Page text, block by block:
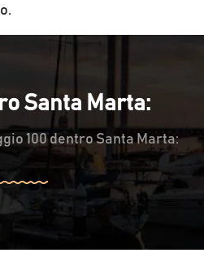
Santa Marta:
100 dentro Santa Marta: